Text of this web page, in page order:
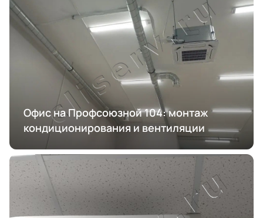
Офис на Профсоюзной 104: монтаж
кондиционирования и вентиляции